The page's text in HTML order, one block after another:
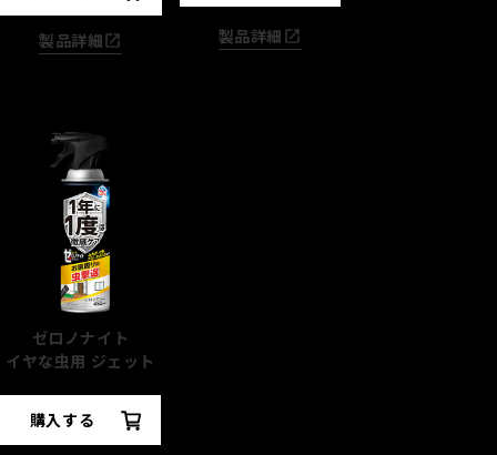
製品詳細 製品詳細
ゼロノナイト
イヤな虫用 ジェット
購入する